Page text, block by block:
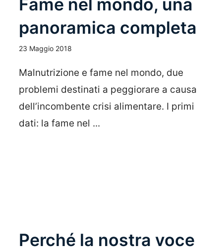
Fame nel mondo, una
panoramica completa
23 Maggio 2018
Malnutrizione e fame nel mondo, due
problemi destinati a peggiorare a causa
dell’incombente crisi alimentare. I primi
dati: la fame nel ...
Perché la nostra voce